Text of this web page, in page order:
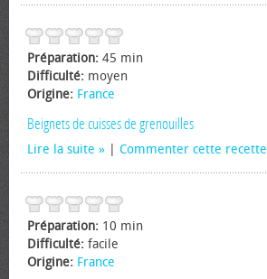
Préparation: 45 min
Difficulté: moyen
Origine: France
Beignets de cuisses de grenouilles
Lire la suite Commenter cette recette
Préparation: 10 min
Difficulté: facile
Origine: France